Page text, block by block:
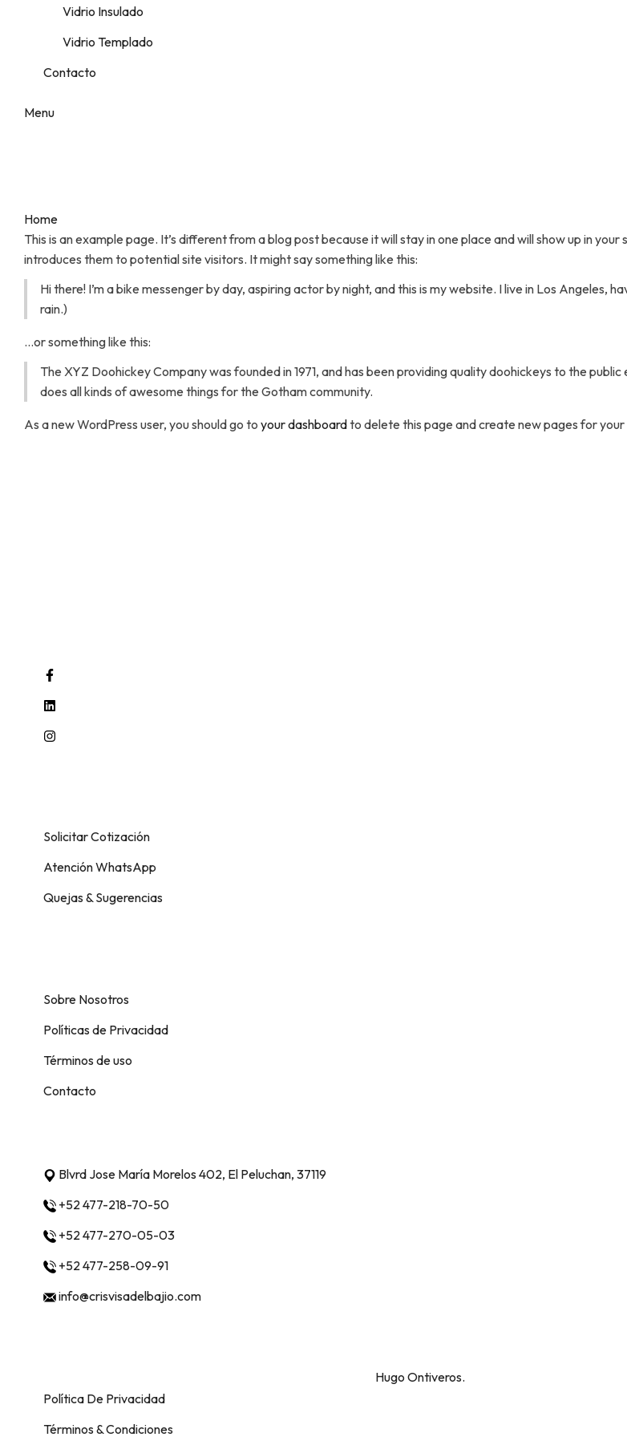
Vidrio Insulado
Vidrio Templado
Contacto
Menu
Home
This is an example page. It’s different from a blog post because it will stay in one place and will show up in
introduces them to potential site visitors. It might say something like this:
Hi there! I’m a bike messenger by day, aspiring actor by night, and this is my website. I live in Los Angeles,
rain.)
…or something like this:
The XYZ Doohickey Company was founded in 1971, and has been providing quality doohickeys to the
does all kinds of awesome things for the Gotham community.
As a new WordPress user, you should go to your dashboardto delete this page and create new pages for
Solicitar Cotización
Atención WhatsApp
Quejas & Sugerencias
Sobre Nosotros
Políticas de Privacidad
Términos de uso
Contacto
Blvrd Jose María Morelos 402, El Peluchan, 37119
+52 477-218-70-50
+52 477-270-05-03
+52 477-258-09-91
info@crisvisadelbajio.com
Hugo Ontiveros.
Política De Privacidad
Términos & Condiciones